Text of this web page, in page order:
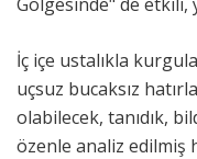
İç içe ustalıkla
uçsuz bucaksız
olabilecek, tanıdık,
özenle analiz edilmiş